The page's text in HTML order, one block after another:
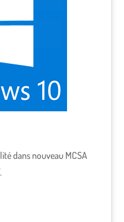
dans nouveau MCSA